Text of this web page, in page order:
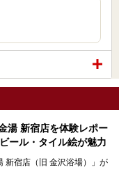
湯 新宿店を体験レポー
ール・タイル絵が魅力
新宿店（旧 金沢浴場）」が